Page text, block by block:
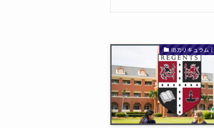
IBカリキュラム